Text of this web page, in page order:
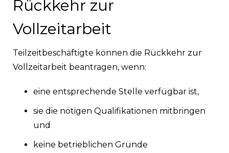
Rückkehr zur
Vollzeitarbeit
Teilzeitbeschäftigte können die Rückkehr zur
Vollzeitarbeit beantragen, wenn:
eine entsprechende Stelle verfügbar ist,
sie die nötigen Qualifikationen mitbringen
und
keine betrieblichen Gründe